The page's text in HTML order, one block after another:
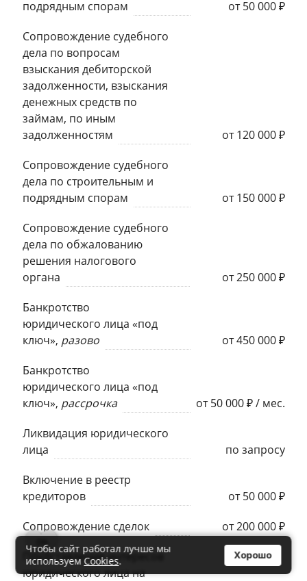
подрядным спорам
от 50 000 ₽
Сопровождение судебного
дела по вопросам
взыскания дебиторской
задолженности, взыскания
денежных средств по
займам, по иным
задолженностям
от 120 000 ₽
Сопровождение судебного
дела по строительным и
подрядным спорам
от 150 000 ₽
Сопровождение судебного
дела по обжалованию
решения налогового
органа
от 250 000 ₽
Банкротство
юридического лица «под
ключ», разово
от 450 000 ₽
Банкротство
юридического лица «под
ключ», рассрочка
от 50 000 ₽ / мес.
Ликвидация юридического
лица
по запросу
Включение в реестр
кредиторов
от 50 000 ₽
Сопровождение сделок
от 200 000 ₽
Представление интересов
юридического лица на
Чтобы сайт работал лучше мы
используем Cookies. Хорошо